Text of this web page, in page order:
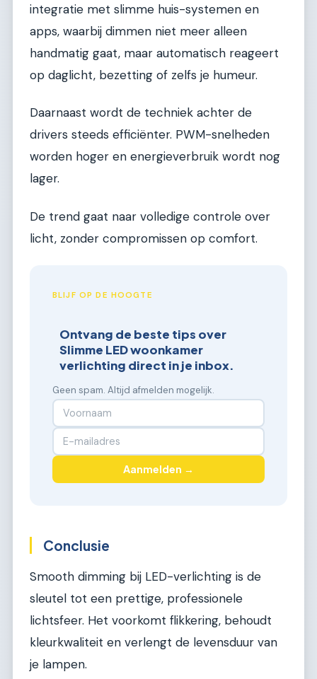
integratie met slimme huis-systemen en
apps, waarbij dimmen niet meer alleen
handmatig gaat, maar automatisch reageert
op daglicht, bezetting of zelfs je humeur.
Daarnaast wordt de techniek achter de
drivers steeds efficiënter. PWM-snelheden
worden hoger en energieverbruik wordt nog
lager.
De trend gaat naar volledige controle over
licht, zonder compromissen op comfort.
BLIJF OP DE HOOGTE
Ontvang de beste tips over
Slimme LED woonkamer
verlichting direct in je inbox.
Geen spam. Altijd afmelden mogelijk.
Aanmelden →
Conclusie
Smooth dimming bij LED-verlichting is de
sleutel tot een prettige, professionele
lichtsfeer. Het voorkomt flikkering, behoudt
kleurkwaliteit en verlengt de levensduur van
je lampen.